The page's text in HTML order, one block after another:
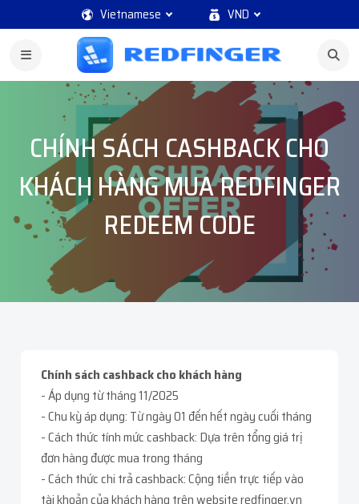
Vietnamese VND
CHÍNH SÁCH CASHBACK CHO
KHÁCH HÀNG MUA REDFINGER
REDEEM CODE
Chính sách cashback cho khách hàng
- Áp dụng từ tháng 11/2025
- Chu kỳ áp dụng: Từ ngày 01 đến hết ngày cuối tháng
- Cách thức tính mức cashback: Dựa trên tổng giá trị
đơn hàng được mua trong tháng
- Cách thức chi trả cashback: Cộng tiền trực tiếp vào
tài khoản của khách hàng trên website redfinger.vn